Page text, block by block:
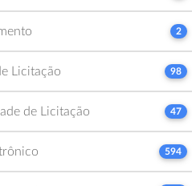
2
Licitação 98
de Licitação 47
594